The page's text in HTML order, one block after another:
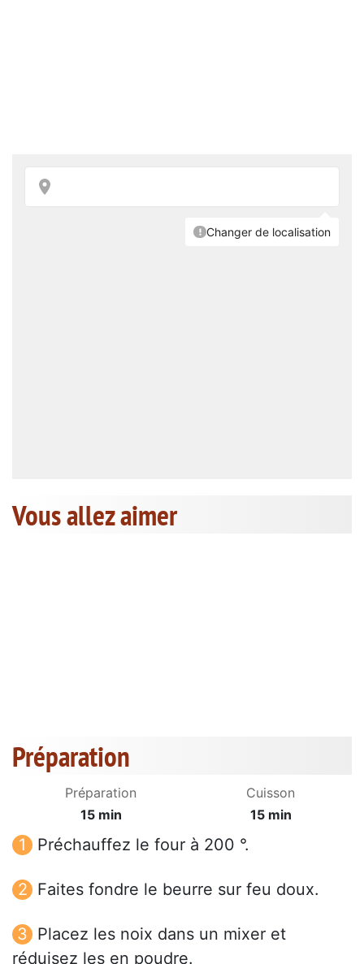
Vous allez aimer
Préparation
Préparation
15 min
Cuisson
15 min
Préchauffez le four à 200 °.
Faites fondre le beurre sur feu doux.
Placez les noix dans un mixer et
réduisez les en poudre.